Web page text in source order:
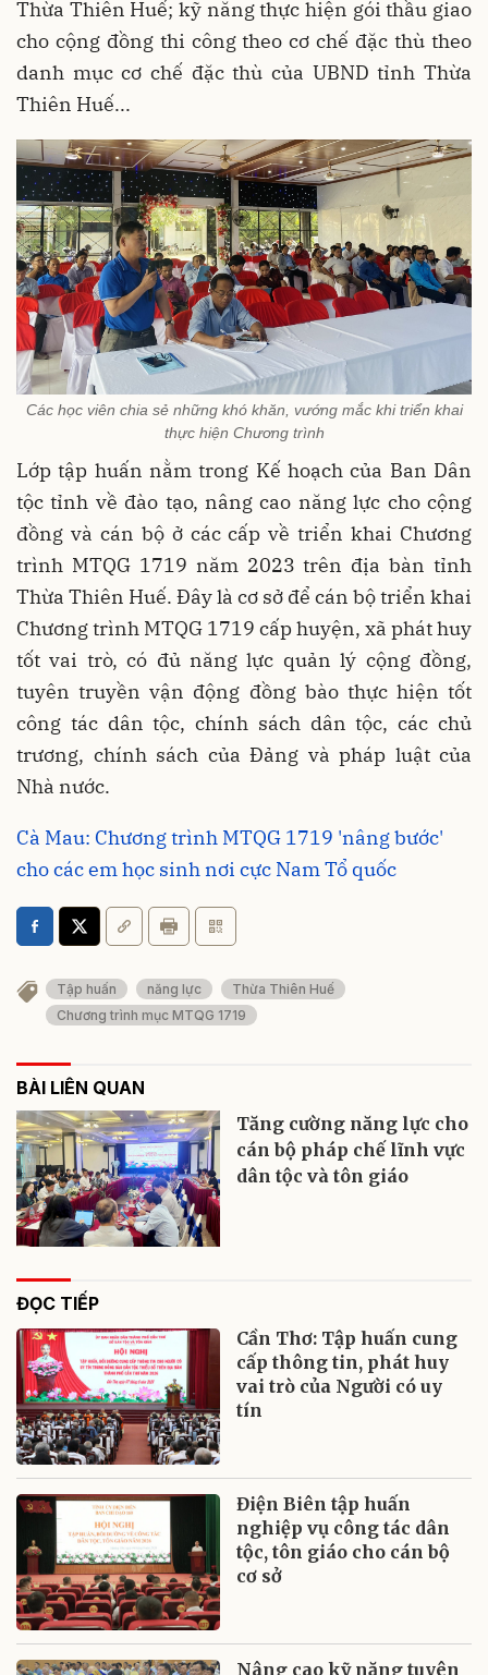
Thừa Thiên Huế; kỹ năng thực hiện gói thầu giao
cho cộng đồng thi công theo cơ chế đặc thù theo
danh mục cơ chế đặc thù của UBND tỉnh Thừa
Thiên Huế...
Các học viên chia sẻ những khó khăn, vướng mắc khi triển khai
thực hiện Chương trình
Lớp tập huấn nằm trong Kế hoạch của Ban Dân
tộc tỉnh về đào tạo, nâng cao năng lực cho cộng
đồng và cán bộ ở các cấp về triển khai Chương
trình MTQG 1719 năm 2023 trên địa bàn tỉnh
Thừa Thiên Huế. Đây là cơ sở để cán bộ triển khai
Chương trình MTQG 1719 cấp huyện, xã phát huy
tốt vai trò, có đủ năng lực quản lý cộng đồng,
tuyên truyền vận động đồng bào thực hiện tốt
công tác dân tộc, chính sách dân tộc, các chủ
trương, chính sách của Đảng và pháp luật của
Nhà nước.
Cà Mau: Chương trình MTQG 1719 'nâng bước'
cho các em học sinh nơi cực Nam Tổ quốc
Tập huấn năng lực
Thừa Thiên Huế
Chương trình mục MTQG 1719
BÀI LIÊN QUAN
Tăng cường năng lực cho
cán bộ pháp chế lĩnh vực
dân tộc và tôn giáo
ĐỌC TIẾP
Cần Thơ: Tập huấn cung
cấp thông tin, phát huy
vai trò của Người có uy
tín
Điện Biên tập huấn
nghiệp vụ công tác dân
tộc, tôn giáo cho cán bộ
cơ sở
Nâng cao kỹ năng tuyên